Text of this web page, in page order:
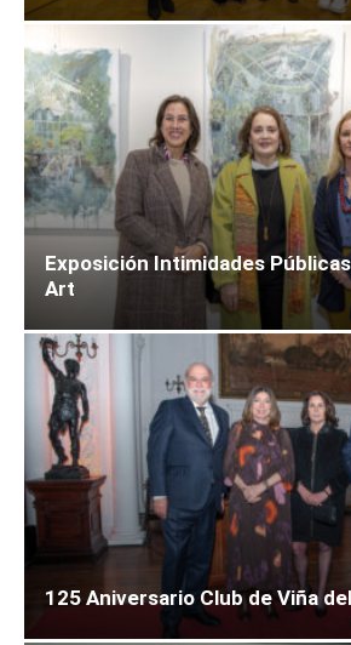
Exposición Intimidades
Art
125 Aniversario Club de Viña